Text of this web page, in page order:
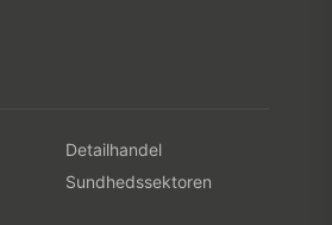
Detailhandel
Sundhedssektoren